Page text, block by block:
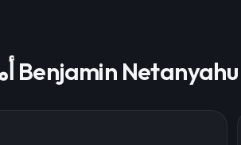
أمثلة بصوت Benjamin Netanyahu